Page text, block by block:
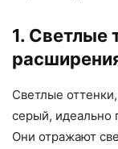
1. Светлые
Светлые
серый, идеально
Они отражают